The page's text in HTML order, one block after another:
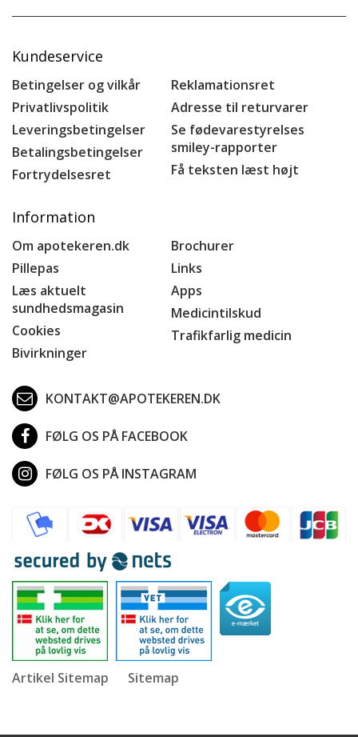
Kundeservice
Betingelser og vilkår
Privatlivspolitik
Leveringsbetingelser
Betalingsbetingelser
Fortrydelsesret
Reklamationsret
Adresse til returvarer
Se fødevarestyrelses
smiley-rapporter
Få teksten læst højt
Information
Om apotekeren.dk
Pillepas
Læs aktuelt
sundhedsmagasin
Cookies
Bivirkninger
Brochurer
Links
Apps
Medicintilskud
Trafikfarlig medicin
KONTAKT@APOTEKEREN.DK
FØLG OS PÅ FACEBOOK
FØLG OS PÅ INSTAGRAM
Artikel Sitemap Sitemap